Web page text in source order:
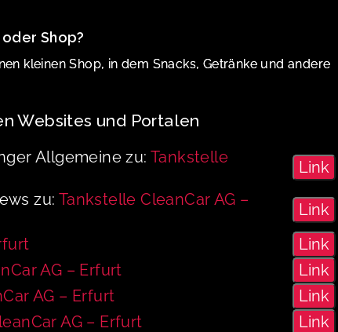
Shop?
kleinen Shop, in dem Snacks, Getränke und andere
Websites und Portalen
Allgemeine zu: Tankstelle
Link
zu: Tankstelle CleanCar AG –
Link
Link
AG – Erfurt
Link
AG – Erfurt
Link
AG – Erfurt
Link